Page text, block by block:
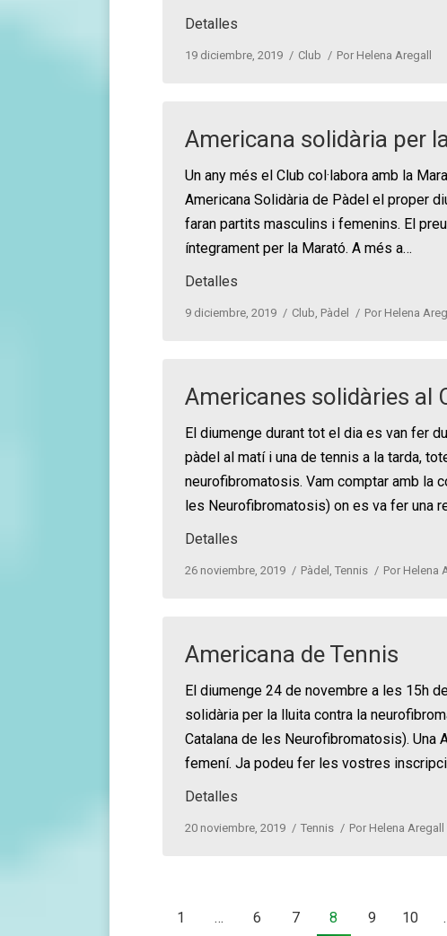
Detalles
19 diciembre, 2019 Club Por Helena Aregall
Americana solidària per
Un any més el Club col·labora amb la
Americana Solidària de Pàdel el proper
faran partits masculins i femenins. El
íntegrament per la Marató. A més a…
Detalles
9 diciembre, 2019 Club, Pàdel Por Helena
Americanes solidàries al
El diumenge durant tot el dia es van fer
pàdel al matí i una de tennis a la tarda,
neurofibromatosis. Vam comptar amb la
les Neurofibromatosis) on es va fer una
Detalles
26 noviembre, 2019 Pàdel , Tennis Por Helena
Americana de Tennis
El diumenge 24 de novembre a les 15h
solidària per la lluita contra la
Catalana de les Neurofibromatosis).
femení. Ja podeu fer les vostres
Detalles
20 noviembre, 2019 Tennis Por Helena Aregall
1 … 6 7 8 9 10